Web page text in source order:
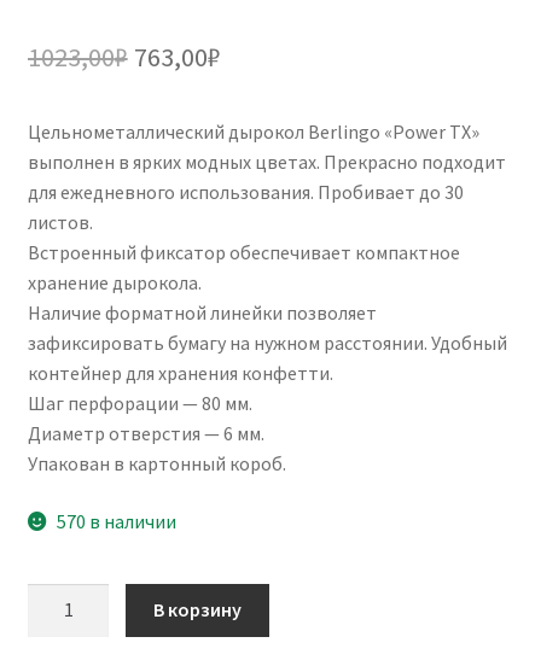
1023,00₽ Первоначальная
составляла
1023,00₽.
763,00₽Текущая
763,00₽.
Цельнометаллический дырокол Berlingo «Power TX»
выполнен в ярких модных цветах. Прекрасно подходит
для ежедневного использования. Пробивает до 30
листов.
Встроенный фиксатор обеспечивает компактное
хранение дырокола.
Наличие форматной линейки позволяет
зафиксировать бумагу на нужном расстоянии. Удобный
контейнер для хранения конфетти.
Шаг перфорации — 80 мм.
Диаметр отверстия — 6 мм.
Упакован в картонный короб.
570 в наличии
В корзину